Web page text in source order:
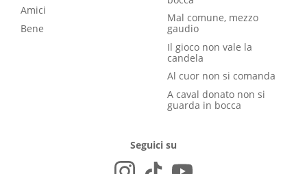
Amici
Bene
Mal comune, mezzo
gaudio
Il gioco non vale la
candela
Al cuor non si comanda
A caval donato non si
guarda in bocca
Seguici su